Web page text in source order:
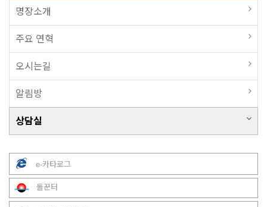
명장소개
주요 연혁
오시는길
알림방
상담실
e-카타로그
돌꾼터